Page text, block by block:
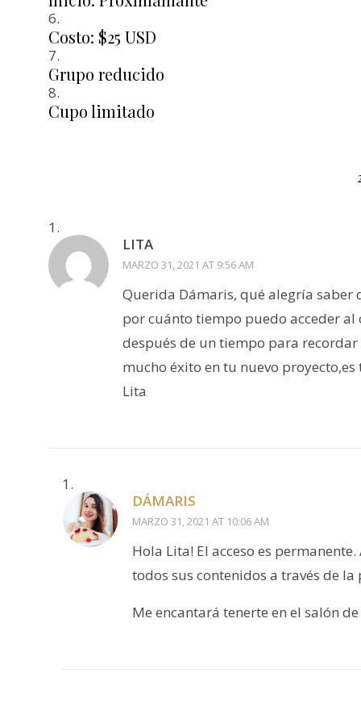
Costo: $25 USD
Grupo reducido
Cupo limitado
LITA
MARZO 31, 2021 AT 9:56 AM
Querida Dámaris, qué alegría saber
por cuánto tiempo puedo acceder
después de un tiempo para
mucho éxito en tu nuevo
Lita
DÁMARIS
MARZO 31, 2021 AT 10:06 AM
Hola Lita! El acceso es
todos sus contenidos a través de
Me encantará tenerte en el salón de